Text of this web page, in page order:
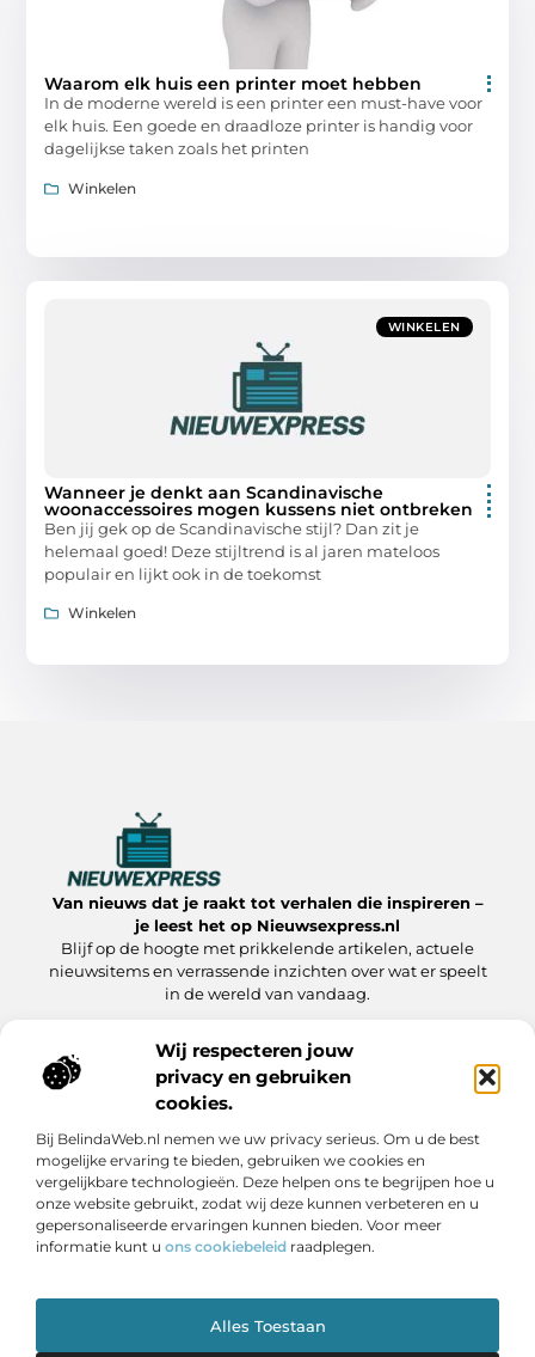
Wij respecteren jouw
privacy en gebruiken
cookies.
Bij BelindaWeb.nl nemen we uw privacy serieus. Om u de best
mogelijke ervaring te bieden, gebruiken we cookies en
vergelijkbare technologieën. Deze helpen ons te begrijpen hoe u
onze website gebruikt, zodat wij deze kunnen verbeteren en u
gepersonaliseerde ervaringen kunnen bieden. Voor meer
informatie kunt u ons cookiebeleid raadplegen.
Alles Toestaan
Waarom elk huis een printer moet hebben
In de moderne wereld is een printer een must-have voor
elk huis. Een goede en draadloze printer is handig voor
dagelijkse taken zoals het printen
Winkelen
WINKELEN
Wanneer je denkt aan Scandinavische
woonaccessoires mogen kussens niet ontbreken
Ben jij gek op de Scandinavische stijl? Dan zit je
helemaal goed! Deze stijltrend is al jaren mateloos
populair en lijkt ook in de toekomst
Winkelen
Van nieuws dat je raakt tot verhalen die inspireren –
je leest het op Nieuwsexpress.nl
Blijf op de hoogte met prikkelende artikelen, actuele
nieuwsitems en verrassende inzichten over wat er speelt
in de wereld van vandaag.
Onze informatie
Bericht categorie
Cookiebeleid (EU)